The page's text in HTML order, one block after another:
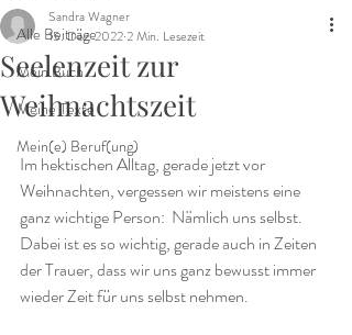
Alle Beiträge
Mein Buch
Meine Texte
Mein(e) Beruf(ung)
Seelenzeit zur
Weihnachtszeit
Sandra Wagner
15. Dez. 20222 Min. Lesezeit
Im hektischen Alltag, gerade jetzt vor
Weihnachten, vergessen wir meistens eine
ganz wichtige Person:  Nämlich uns selbst.
Dabei ist es so wichtig, gerade auch in Zeiten
der Trauer, dass wir uns ganz bewusst immer
wieder Zeit für uns selbst nehmen.